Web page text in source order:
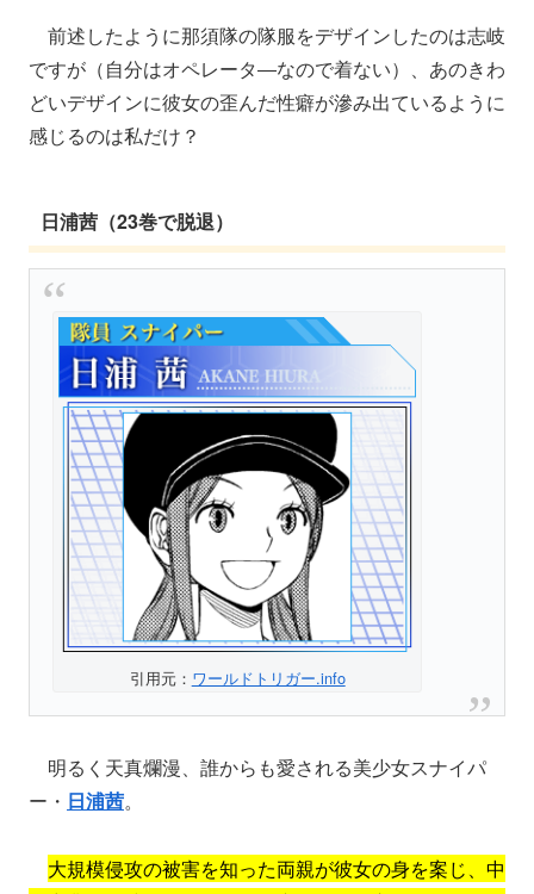
前述したように那須隊の隊服をデザインしたのは志岐
ですが（自分はオペレータ―なので着ない）、あのきわ
どいデザインに彼女の歪んだ性癖が滲み出ているように
感じるのは私だけ？
日浦茜（23巻で脱退）
引用元： ワールドトリガー.info
明るく天真爛漫、誰からも愛される美少女スナイパ
ー・ 日浦茜。
大規模侵攻の被害を知った両親が彼女の身を案じ、中